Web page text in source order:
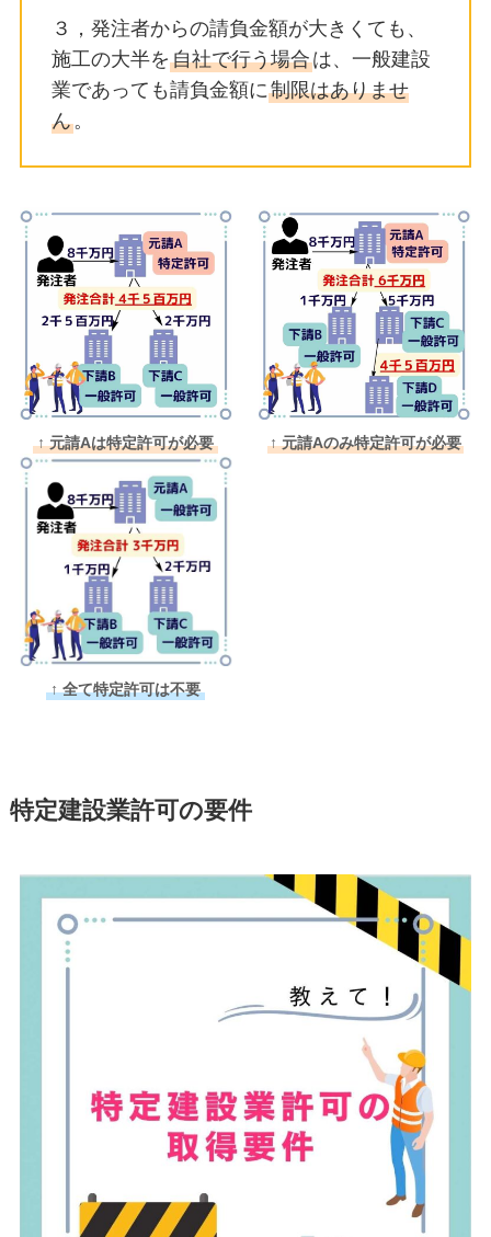
３，発注者からの請負金額が大きくても、
施工の大半を自社で行う場合は、一般建設
業であっても請負金額に制限はありませ
ん。
↑ 元請Aは特定許可が必要 ↑ 元請Aのみ特定許可が必要
↑ 全て特定許可は不要
特定建設業許可の要件